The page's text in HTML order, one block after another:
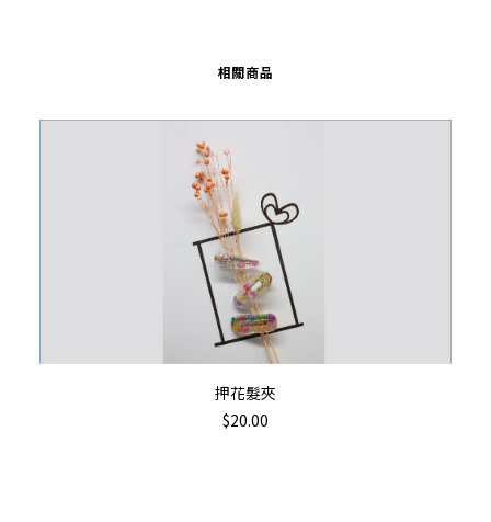
相關商品
加入購物車
押花髮夾
$20.00